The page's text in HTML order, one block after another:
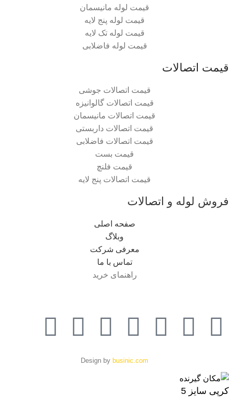
قیمت لوله مانیسمان
قیمت لوله پنج لایه
قیمت لوله تک لایه
قیمت لوله فاضلابی
قیمت اتصالات
قیمت اتصالات جوشی
قیمت اتصالات گالوانیزه
قیمت اتصالات مانیسمان
قیمت اتصالات داربستی
قیمت اتصالات فاضلابی
قیمت بست
قیمت فلنچ
قیمت اتصالات پنج لایه
فروش لوله و اتصالات
صفحه اصلی
وبلاگ
معرفی شرکت
تماس با ما
راهنمای خرید
Design by businic.com
کرپی سایز 5